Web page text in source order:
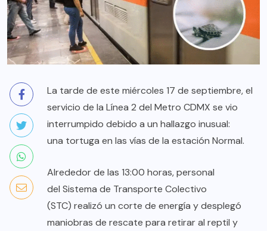
La tarde de este miércoles 17 de septiembre, el
servicio de la Línea 2 del Metro CDMX se vio
interrumpido debido a un hallazgo inusual:
una tortuga en las vías de la estación Normal.
Alrededor de las 13:00 horas, personal
del Sistema de Transporte Colectivo
(STC) realizó un corte de energía y desplegó
maniobras de rescate para retirar al reptil y